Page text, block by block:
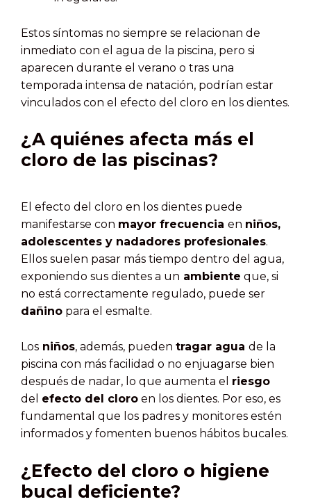
Estos síntomas no siempre se relacionan de
inmediato con el agua de la piscina, pero si
aparecen durante el verano o tras una
temporada intensa de natación, podrían estar
vinculados con el efecto del cloro en los dientes.
¿A quiénes afecta más el
cloro de las piscinas?
El efecto del cloro en los dientes puede
manifestarse con mayor frecuencia en niños,
adolescentes y nadadores profesionales.
Ellos suelen pasar más tiempo dentro del agua,
exponiendo sus dientes a un ambiente que, si
no está correctamente regulado, puede ser
dañino para el esmalte.
Los niños, además, pueden tragar agua de la
piscina con más facilidad o no enjuagarse bien
después de nadar, lo que aumenta el riesgo
del efecto del cloro en los dientes. Por eso, es
fundamental que los padres y monitores estén
informados y fomenten buenos hábitos bucales.
¿Efecto del cloro o higiene
bucal deficiente?